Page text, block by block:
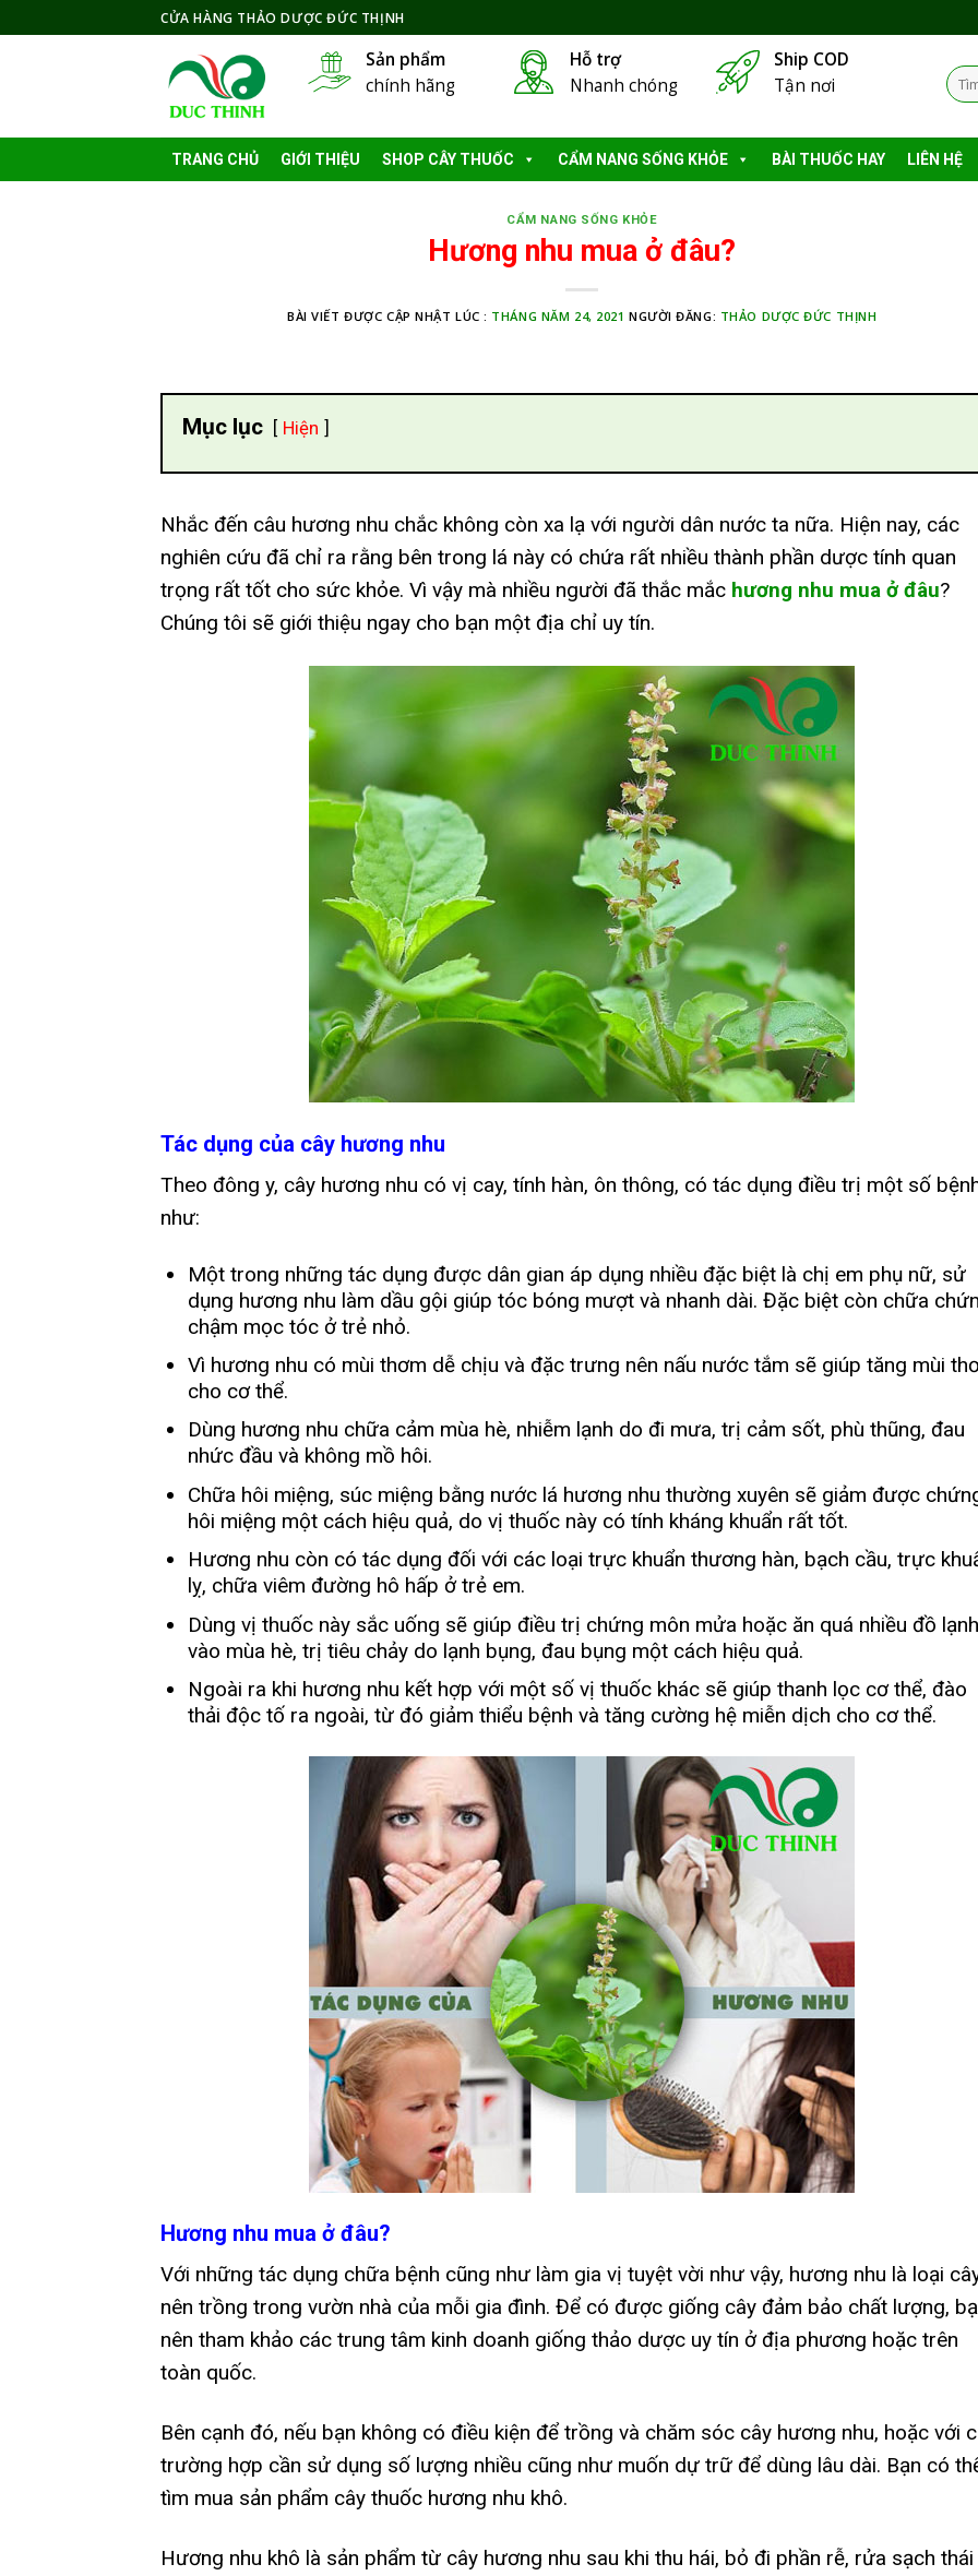
to
CỬA HÀNG THẢO DƯỢC ĐỨC THỊNH
Sản phẩm
chính hãng
Hỗ trợ
Nhanh chóng
Ship COD
Tận nơi
Tìm
kiếm:
TRANG CHỦ GIỚI THIỆU SHOP CÂY THUỐC CẨM NANG SỐNG KHỎE BÀI THUỐC HAY LIÊN HỆ
CẨM NANG SỐNG KHỎE
Hương nhu mua ở đâu?
BÀI VIẾT ĐƯỢC CẬP NHẬT LÚC : THÁNG NĂM 24, 2021 NGƯỜI ĐĂNG: THẢO DƯỢC ĐỨC THỊNH
Mục lục Hiện
Nhắc đến câu hương nhu chắc không còn xa lạ với người dân nước ta nữa. Hiện nay, các
nghiên cứu đã chỉ ra rằng bên trong lá này có chứa rất nhiều thành phần dược tính quan
trọng rất tốt cho sức khỏe. Vì vậy mà nhiều người đã thắc mắc hương nhu mua ở đâu?
Chúng tôi sẽ giới thiệu ngay cho bạn một địa chỉ uy tín.
Tác dụng của cây hương nhu
Theo đông y, cây hương nhu có vị cay, tính hàn, ôn thông, có tác dụng điều trị một số
như:
Một trong những tác dụng được dân gian áp dụng nhiều đặc biệt là chị em phụ nữ, sử
dụng hương nhu làm dầu gội giúp tóc bóng mượt và nhanh dài. Đặc biệt còn chữa
chậm mọc tóc ở trẻ nhỏ.
Vì hương nhu có mùi thơm dễ chịu và đặc trưng nên nấu nước tắm sẽ giúp tăng mùi
cho cơ thể.
Dùng hương nhu chữa cảm mùa hè, nhiễm lạnh do đi mưa, trị cảm sốt, phù thũng, đau
nhức đầu và không mồ hôi.
Chữa hôi miệng, súc miệng bằng nước lá hương nhu thường xuyên sẽ giảm được
hôi miệng một cách hiệu quả, do vị thuốc này có tính kháng khuẩn rất tốt.
Hương nhu còn có tác dụng đối với các loại trực khuẩn thương hàn, bạch cầu, trực
lỵ, chữa viêm đường hô hấp ở trẻ em.
Dùng vị thuốc này sắc uống sẽ giúp điều trị chứng môn mửa hoặc ăn quá nhiều đồ lạnh
vào mùa hè, trị tiêu chảy do lạnh bụng, đau bụng một cách hiệu quả.
Ngoài ra khi hương nhu kết hợp với một số vị thuốc khác sẽ giúp thanh lọc cơ thể, đào
thải độc tố ra ngoài, từ đó giảm thiểu bệnh và tăng cường hệ miễn dịch cho cơ thể.
Hương nhu mua ở đâu?
Với những tác dụng chữa bệnh cũng như làm gia vị tuyệt vời như vậy, hương nhu là loại
nên trồng trong vườn nhà của mỗi gia đình. Để có được giống cây đảm bảo chất lượng,
nên tham khảo các trung tâm kinh doanh giống thảo dược uy tín ở địa phương hoặc trên
toàn quốc.
Bên cạnh đó, nếu bạn không có điều kiện để trồng và chăm sóc cây hương nhu, hoặc với
trường hợp cần sử dụng số lượng nhiều cũng như muốn dự trữ để dùng lâu dài. Bạn có
tìm mua sản phẩm cây thuốc hương nhu khô.
Hương nhu khô là sản phẩm từ cây hương nhu sau khi thu hái, bỏ đi phần rễ, rửa sạch thái